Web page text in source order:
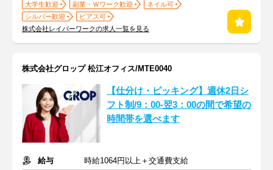
大学生歓迎 副業・Ｗワーク歓迎
ネイル可
シルバー歓迎
ピアス可
株式会社レイバーワークの求人一覧を見る
株式会社グロップ 松江オフィス/MTE0040
【仕分け・ピッキング】週休2日シ
フト制/9：00-翌3：00の間で希望の
時間帯を選べます
給与
時給1064円以上＋交通費支給